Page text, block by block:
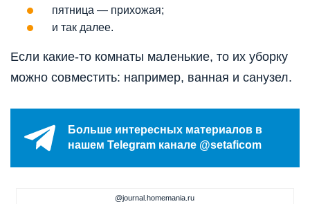
пятница — прихожая;
и так далее.
Если какие-то комнаты маленькие, то их уборку
можно совместить: например, ванная и санузел.
Больше интересных материалов в
нашем Telegram канале @setaficom
@journal.homemania.ru